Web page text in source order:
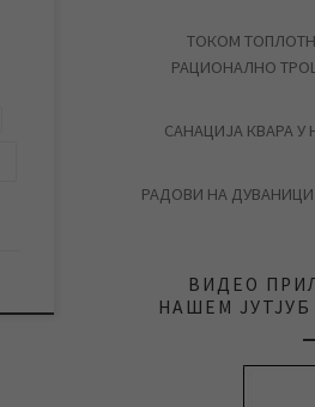
ТОКОМ
РАЦИОНАЛНО
САНАЦИЈА КВАРА У
РАДОВИ НА ДУВАНИЦИ
ВИДЕО
НАШЕМ